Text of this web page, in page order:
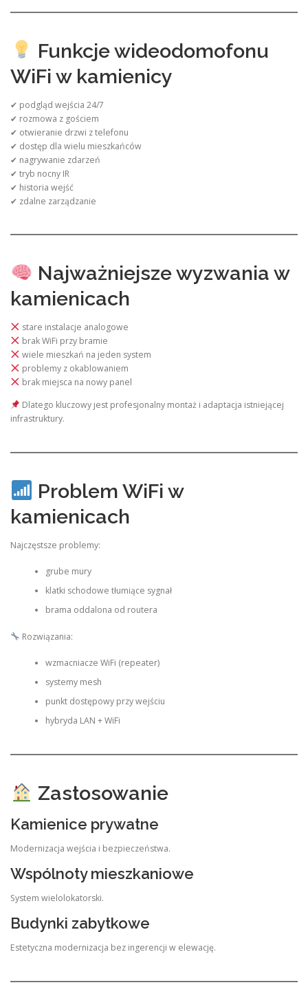
Funkcje wideodomofonu
WiFi w kamienicy
✔ podgląd wejścia 24/7
✔ rozmowa z gościem
✔ otwieranie drzwi z telefonu
✔ dostęp dla wielu mieszkańców
✔ nagrywanie zdarzeń
✔ tryb nocny IR
✔ historia wejść
✔ zdalne zarządzanie
Najważniejsze wyzwania w
kamienicach
stare instalacje analogowe
brak WiFi przy bramie
wiele mieszkań na jeden system
problemy z okablowaniem
brak miejsca na nowy panel
Dlatego kluczowy jest profesjonalny montaż i adaptacja istniejącej
infrastruktury.
Problem WiFi w
kamienicach
Najczęstsze problemy:
grube mury
klatki schodowe tłumiące sygnał
brama oddalona od routera
Rozwiązania:
wzmacniacze WiFi (repeater)
systemy mesh
punkt dostępowy przy wejściu
hybryda LAN + WiFi
Zastosowanie
Kamienice prywatne
Modernizacja wejścia i bezpieczeństwa.
Wspólnoty mieszkaniowe
System wielolokatorski.
Budynki zabytkowe
Estetyczna modernizacja bez ingerencji w elewację.